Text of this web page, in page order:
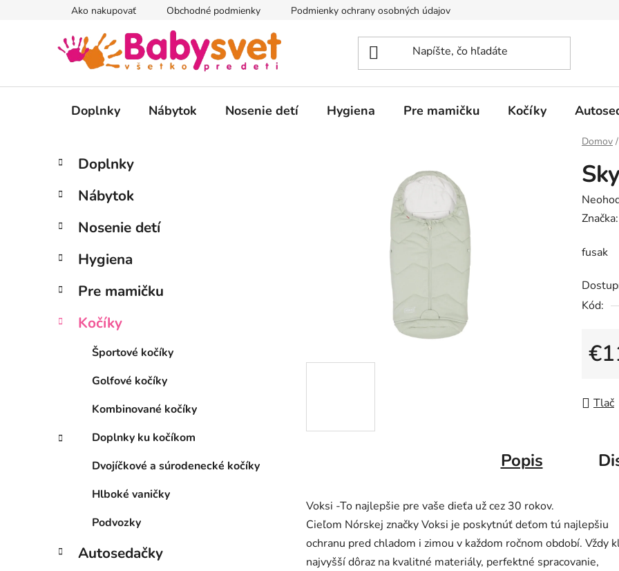
Ako nakupovať Obchodné podmienky Podmienky ochrany osobných údajov
Doplnky Nábytok Nosenie detí Hygiena Pre mamičku Kočíky
Domov /
B
č
ý
a
n
e
l
Preskočiť
kategórie
K
a
e
ó
i
Doplnky
Nábytok
Nosenie detí
Hygiena
Pre mamičku
Kočíky
Športové kočíky
Golfové kočíky
Kombinované kočíky
Doplnky ku kočíkom
Dvojíčkové a súrodenecké kočíky
Hlboké vaničky
Podvozky
Autosedačky
je
z
5
Značka:
fusak
Kód:
Tlač
Popis
Voksi -To najlepšie pre vaše dieťa už cez 30 rokov.
Cieľom Nórskej značky Voksi je poskytnúť deťom tú najlepšiu
ochranu pred chladom i zimou v každom ročnom období. Vždy
najvyšší dôraz na kvalitné materiály, perfektné spracovanie,